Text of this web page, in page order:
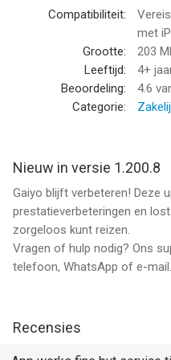
Reis slimmer, flexibeler en
mobiliteitsapp voor
Informatie voor Gaiyo
vergeleken op 6 Aug om
Compatibiliteit:
met
Grootte:
203
Leeftijd:
4+
Beoordeling:
4.6
Categorie:
Nieuw in versie 1.200.8
Gaiyo blijft verbeteren! Deze
prestatieverbeteringen en
zorgeloos kunt reizen.
Vragen of hulp nodig? Ons
telefoon, WhatsApp of e-mail.
Recensies